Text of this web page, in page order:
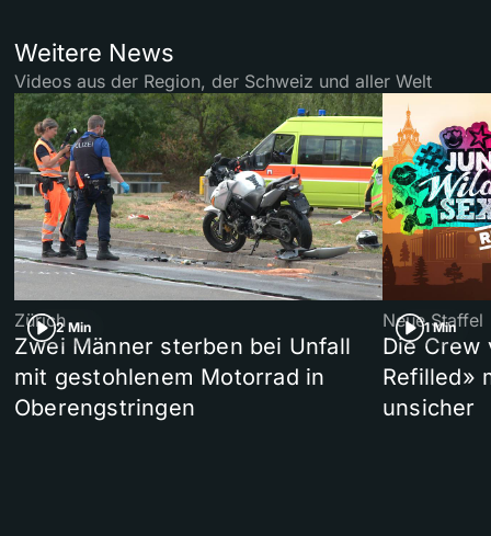
Weitere News
Videos aus der Region, der Schweiz und aller Welt
2 Min
Zürich
Zwei Männer sterben bei Unfall
mit gestohlenem Motorrad in
Oberengstringen
1 Min
Neue Staffel
Die Crew
Refilled»
unsicher